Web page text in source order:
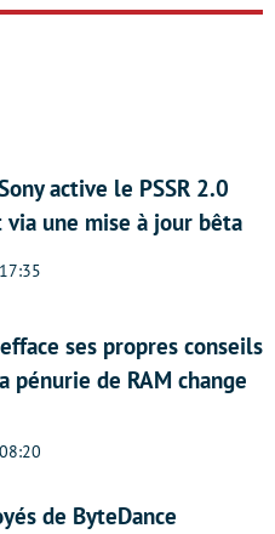
active le PSSR 2.0
via une mise à jour bêta
ses propres conseils
pénurie de RAM change
de ByteDance